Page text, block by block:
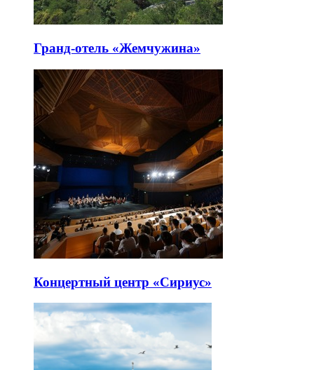
Гранд-отель «Жемчужина»
Концертный центр «Сириус»